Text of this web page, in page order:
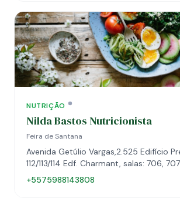
NUTRIÇÃO
Nilda Bastos Nutricionista
Feira de Santana
Avenida Getúlio Vargas,2.525 Edifício
112/113/114 Edf. Charmant, salas: 706,
Avenida João Durval Carneiro. Caseb,
+5575988143808